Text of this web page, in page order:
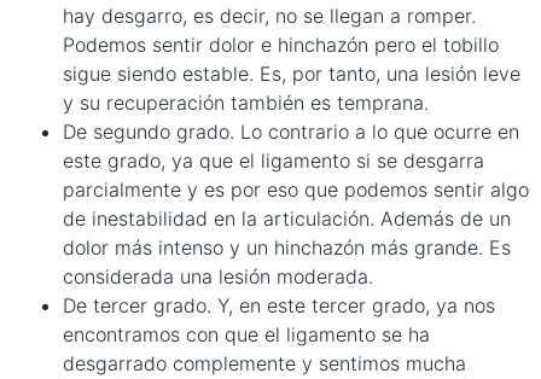
hay desgarro, es decir, no se llegan a romper.
Podemos sentir dolor e hinchazón pero el tobillo
sigue siendo estable. Es, por tanto, una lesión leve
y su recuperación también es temprana.
De segundo grado. Lo contrario a lo que ocurre en
este grado, ya que el ligamento si se desgarra
parcialmente y es por eso que podemos sentir algo
de inestabilidad en la articulación. Además de un
dolor más intenso y un hinchazón más grande. Es
considerada una lesión moderada.
De tercer grado. Y, en este tercer grado, ya nos
encontramos con que el ligamento se ha
desgarrado complemente y sentimos mucha